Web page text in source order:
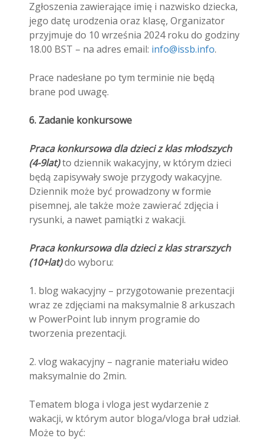
Zgłoszenia zawierające imię i nazwisko dziecka,
jego datę urodzenia oraz klasę, Organizator
przyjmuje do 10 września 2024 roku do godziny
18.00 BST – na adres email: info@issb.info.
Prace nadesłane po tym terminie nie będą
brane pod uwagę.
6. Zadanie konkursowe
Praca konkursowa dla dzieci z klas młodszych
(4-9lat)to dziennik wakacyjny, w którym dzieci
będą zapisywały swoje przygody wakacyjne.
Dziennik może być prowadzony w formie
pisemnej, ale także może zawierać zdjęcia i
rysunki, a nawet pamiątki z wakacji.
Praca konkursowa dla dzieci z klas strarszych
(10+lat)do wyboru:
1. blog wakacyjny – przygotowanie prezentacji
wraz ze zdjęciami na maksymalnie 8 arkuszach
w PowerPoint lub innym programie do
tworzenia prezentacji.
2. vlog wakacyjny – nagranie materiału wideo
maksymalnie do 2min.
Tematem bloga i vloga jest wydarzenie z
wakacji, w którym autor bloga/vloga brał udział.
Może to być: